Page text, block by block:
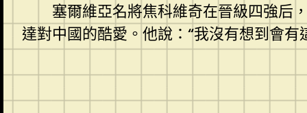
塞爾維亞名將焦科維奇在晉級四強后
達對中國的酷愛。他說：“我沒有想到會